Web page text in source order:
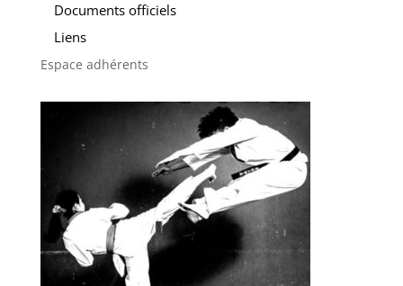
Documents officiels
Liens
Espace adhérents